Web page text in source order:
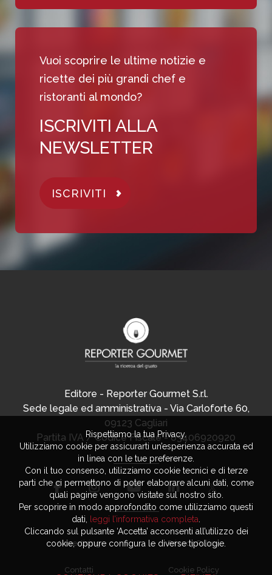
Vuoi scoprire le ultime notizie e
ricette dei più grandi chef e
ristoranti al mondo?
ISCRIVITI ALLA
NEWSLETTER
ISCRIVITI
Editore - Reporter Gourmet S.r.l.
Sede legale ed amministrativa - Via Carloforte 60,
09123 Cagliari
Partita IVA / Codice Fiscale - 03406920920
Advertising
Contatti
Privacy Policy
Cookie Policy
Rispettiamo la tua Privacy.
Utilizziamo cookie per assicurarti un’esperienza accurata ed
in linea con le tue preferenze.
Con il tuo consenso, utilizziamo cookie tecnici e di terze
parti che ci permettono di poter elaborare alcuni dati, come
quali pagine vengono visitate sul nostro sito.
Per scoprire in modo approfondito come utilizziamo questi
dati,
leggi l’informativa completa
Cliccando sul pulsante ‘Accetta’ acconsenti all’utilizzo dei
cookie, oppure configura le diverse tipologie.